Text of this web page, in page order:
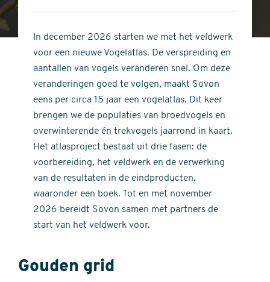
stars
of
stars
In december 2026 starten we met het veldwerk
voor een nieuwe Vogelatlas. De verspreiding en
aantallen van vogels veranderen snel. Om deze
veranderingen goed te volgen, maakt Sovon
eens per circa 15 jaar een vogelatlas. Dit keer
brengen we de populaties van broedvogels en
overwinterende én trekvogels jaarrond in kaart.
Het atlasproject bestaat uit drie fasen: de
voorbereiding, het veldwerk en de verwerking
van de resultaten in de eindproducten,
waaronder een boek. Tot en met november
2026 bereidt Sovon samen met partners de
start van het veldwerk voor.
Gouden grid